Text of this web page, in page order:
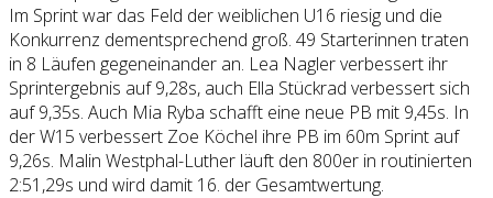
Im Sprint war das Feld der weiblichen U16 riesig und die
Konkurrenz dementsprechend groß. 49 Starterinnen traten
in 8 Läufen gegeneinander an. Lea Nagler verbessert ihr
Sprintergebnis auf 9,28s, auch Ella Stückrad verbessert sich
auf 9,35s. Auch Mia Ryba schafft eine neue PB mit 9,45s. In
der W15 verbessert Zoe Köchel ihre PB im 60m Sprint auf
9,26s. Malin Westphal-Luther läuft den 800er in routinierten
2:51,29s und wird damit 16. der Gesamtwertung.